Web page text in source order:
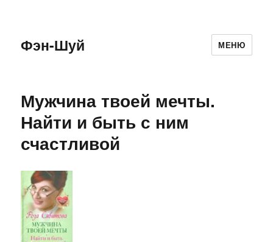
Фэн-Шуй МЕНЮ
Мужчина твоей мечты.
Найти и быть с ним
счастливой